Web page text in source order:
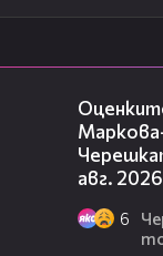
авг. 2026
6